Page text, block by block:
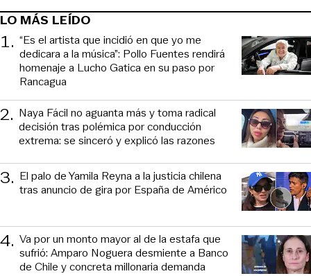
LO MÁS LEÍDO
1. “Es el artista que incidió en que yo me
dedicara a la música”: Pollo Fuentes rendirá
homenaje a Lucho Gatica en su paso por
Rancagua
2. Naya Fácil no aguanta más y toma radical
decisión tras polémica por conducción
extrema: se sinceró y explicó las razones
3. El palo de Yamila Reyna a la justicia chilena
tras anuncio de gira por España de Américo
4. Va por un monto mayor al de la estafa que
sufrió: Amparo Noguera desmiente a Banco
de Chile y concreta millonaria demanda